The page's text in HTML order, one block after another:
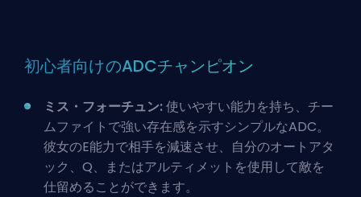
初心者向けのADCチャンピオン
ミス・フォーチュン:使いやすい能力を持ち、チー
ムファイトで強い存在感を示すシンプルなADC。
彼女のE能力で相手を減速させ、自分のオートアタ
ック、Q、またはアルティメットを使用して敵を
仕留めることができます。